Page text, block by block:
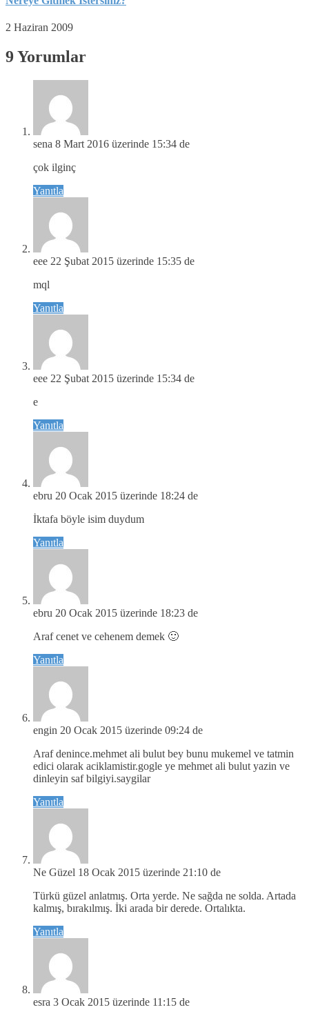
2 Haziran 2009
9 Yorumlar
sena 8 Mart 2016 üzerinde 15:34 de
çok ilginç
Yanıtla
eee 22 Şubat 2015 üzerinde 15:35 de
mql
Yanıtla
eee 22 Şubat 2015 üzerinde 15:34 de
e
Yanıtla
ebru 20 Ocak 2015 üzerinde 18:24 de
İktafa böyle isim duydum
Yanıtla
ebru 20 Ocak 2015 üzerinde 18:23 de
Araf cenet ve cehenem demek 🙂
Yanıtla
engin 20 Ocak 2015 üzerinde 09:24 de
Araf denince.mehmet ali bulut bey bunu mukemel ve tatmin
edici olarak aciklamistir.gogle ye mehmet ali bulut yazin ve
dinleyin saf bilgiyi.saygilar
Yanıtla
Ne Güzel 18 Ocak 2015 üzerinde 21:10 de
Türkü güzel anlatmış. Orta yerde. Ne sağda ne solda. Artada
kalmış, bırakılmış. İki arada bir derede. Ortalıkta.
Yanıtla
esra 3 Ocak 2015 üzerinde 11:15 de